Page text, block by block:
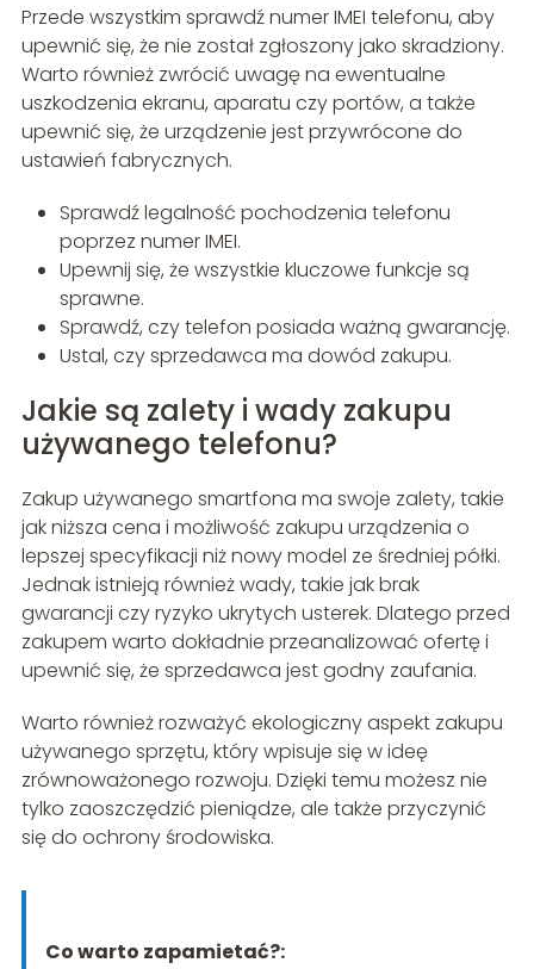
Przede wszystkim sprawdź numer IMEI telefonu, aby
upewnić się, że nie został zgłoszony jako skradziony.
Warto również zwrócić uwagę na ewentualne
uszkodzenia ekranu, aparatu czy portów, a także
upewnić się, że urządzenie jest przywrócone do
ustawień fabrycznych.
Sprawdź legalność pochodzenia telefonu
poprzez numer IMEI.
Upewnij się, że wszystkie kluczowe funkcje są
sprawne.
Sprawdź, czy telefon posiada ważną gwarancję.
Ustal, czy sprzedawca ma dowód zakupu.
Jakie są zalety i wady zakupu
używanego telefonu?
Zakup używanego smartfona ma swoje zalety, takie
jak niższa cena i możliwość zakupu urządzenia o
lepszej specyfikacji niż nowy model ze średniej półki.
Jednak istnieją również wady, takie jak brak
gwarancji czy ryzyko ukrytych usterek. Dlatego przed
zakupem warto dokładnie przeanalizować ofertę i
upewnić się, że sprzedawca jest godny zaufania.
Warto również rozważyć ekologiczny aspekt zakupu
używanego sprzętu, który wpisuje się w ideę
zrównoważonego rozwoju. Dzięki temu możesz nie
tylko zaoszczędzić pieniądze, ale także przyczynić
się do ochrony środowiska.
Co warto zapamietać?: